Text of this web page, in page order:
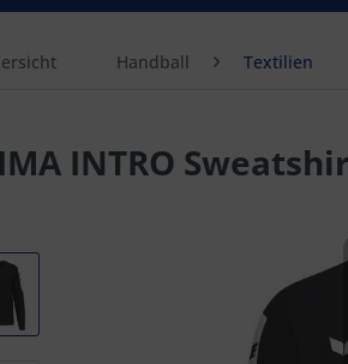
Handball Textilien
INTRO